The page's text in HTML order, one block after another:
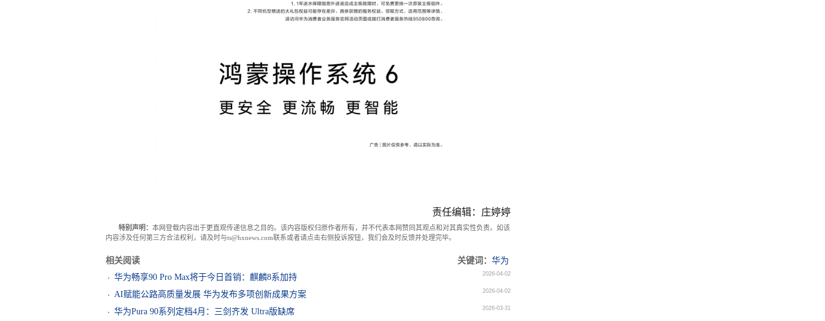
责任编辑：庄婷婷
特别声明： 本网登载内容出于更直观传递信息之目的。该内容版权归原作者所有，并不代表本网赞同其观点和对其真实性负责。如该
内容涉及任何第三方合法权利，请及时与ts@hxnews.com联系或者请点击右侧投诉按钮，我们会及时反馈并处理完毕。
相关阅读 关键词： 华为
华为畅享90 Pro Max将于今日首销：麒麟8系加持
2026-04-02
AI赋能公路高质量发展 华为发布多项创新成果方案 2026-04-02
华为Pura 90系列定档4月：三剑齐发 Ultra版缺席 2026-03-31